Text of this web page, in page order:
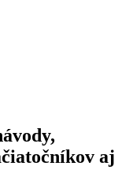
aj